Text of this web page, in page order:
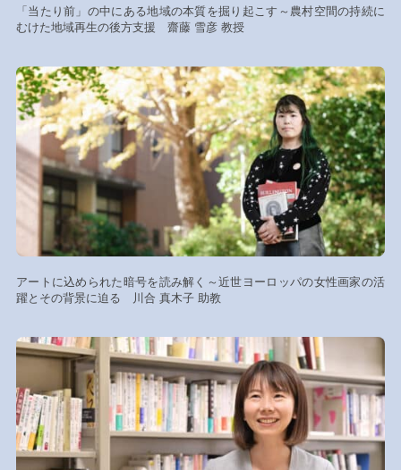
「当たり前」の中にある地域の本質を掘り起こす～農村空間の持続に
むけた地域再生の後方支援 齋藤 雪彦 教授
アートに込められた暗号を読み解く～近世ヨーロッパの女性画家の活
躍とその背景に迫る 川合 真木子 助教